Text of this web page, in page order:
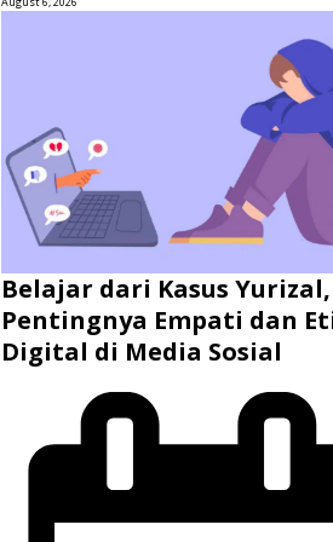
Belajar dari Kasus Yurizal,
Pentingnya Empati dan
Digital di Media Sosial